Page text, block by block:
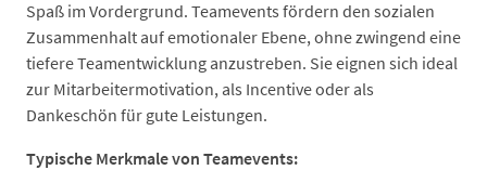
Spaß im Vordergrund. Teamevents fördern den sozialen
Zusammenhalt auf emotionaler Ebene, ohne zwingend eine
tiefere Teamentwicklung anzustreben. Sie eignen sich ideal
zur Mitarbeitermotivation, als Incentive oder als
Dankeschön für gute Leistungen.
Typische Merkmale von Teamevents: